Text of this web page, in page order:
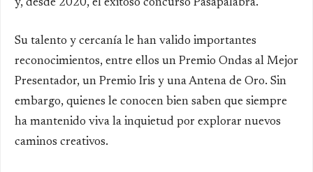
y, desde 2020, el exitoso concurso Pasapalabra.
Su talento y cercanía le han valido importantes
reconocimientos, entre ellos un Premio Ondas al Mejor
Presentador, un Premio Iris y una Antena de Oro. Sin
embargo, quienes le conocen bien saben que siempre
ha mantenido viva la inquietud por explorar nuevos
caminos creativos.